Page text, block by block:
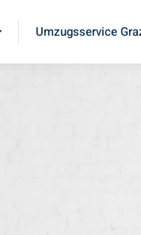
Umzugsservice